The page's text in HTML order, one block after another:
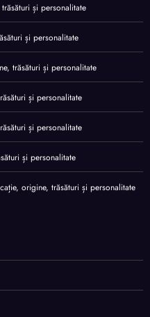
și personalitate
și personalitate
trăsături și personalitate
și personalitate
și personalitate
și personalitate
origine, trăsături și personalitate